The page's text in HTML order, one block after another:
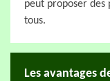
peut proposer des
tous.
Les avantages